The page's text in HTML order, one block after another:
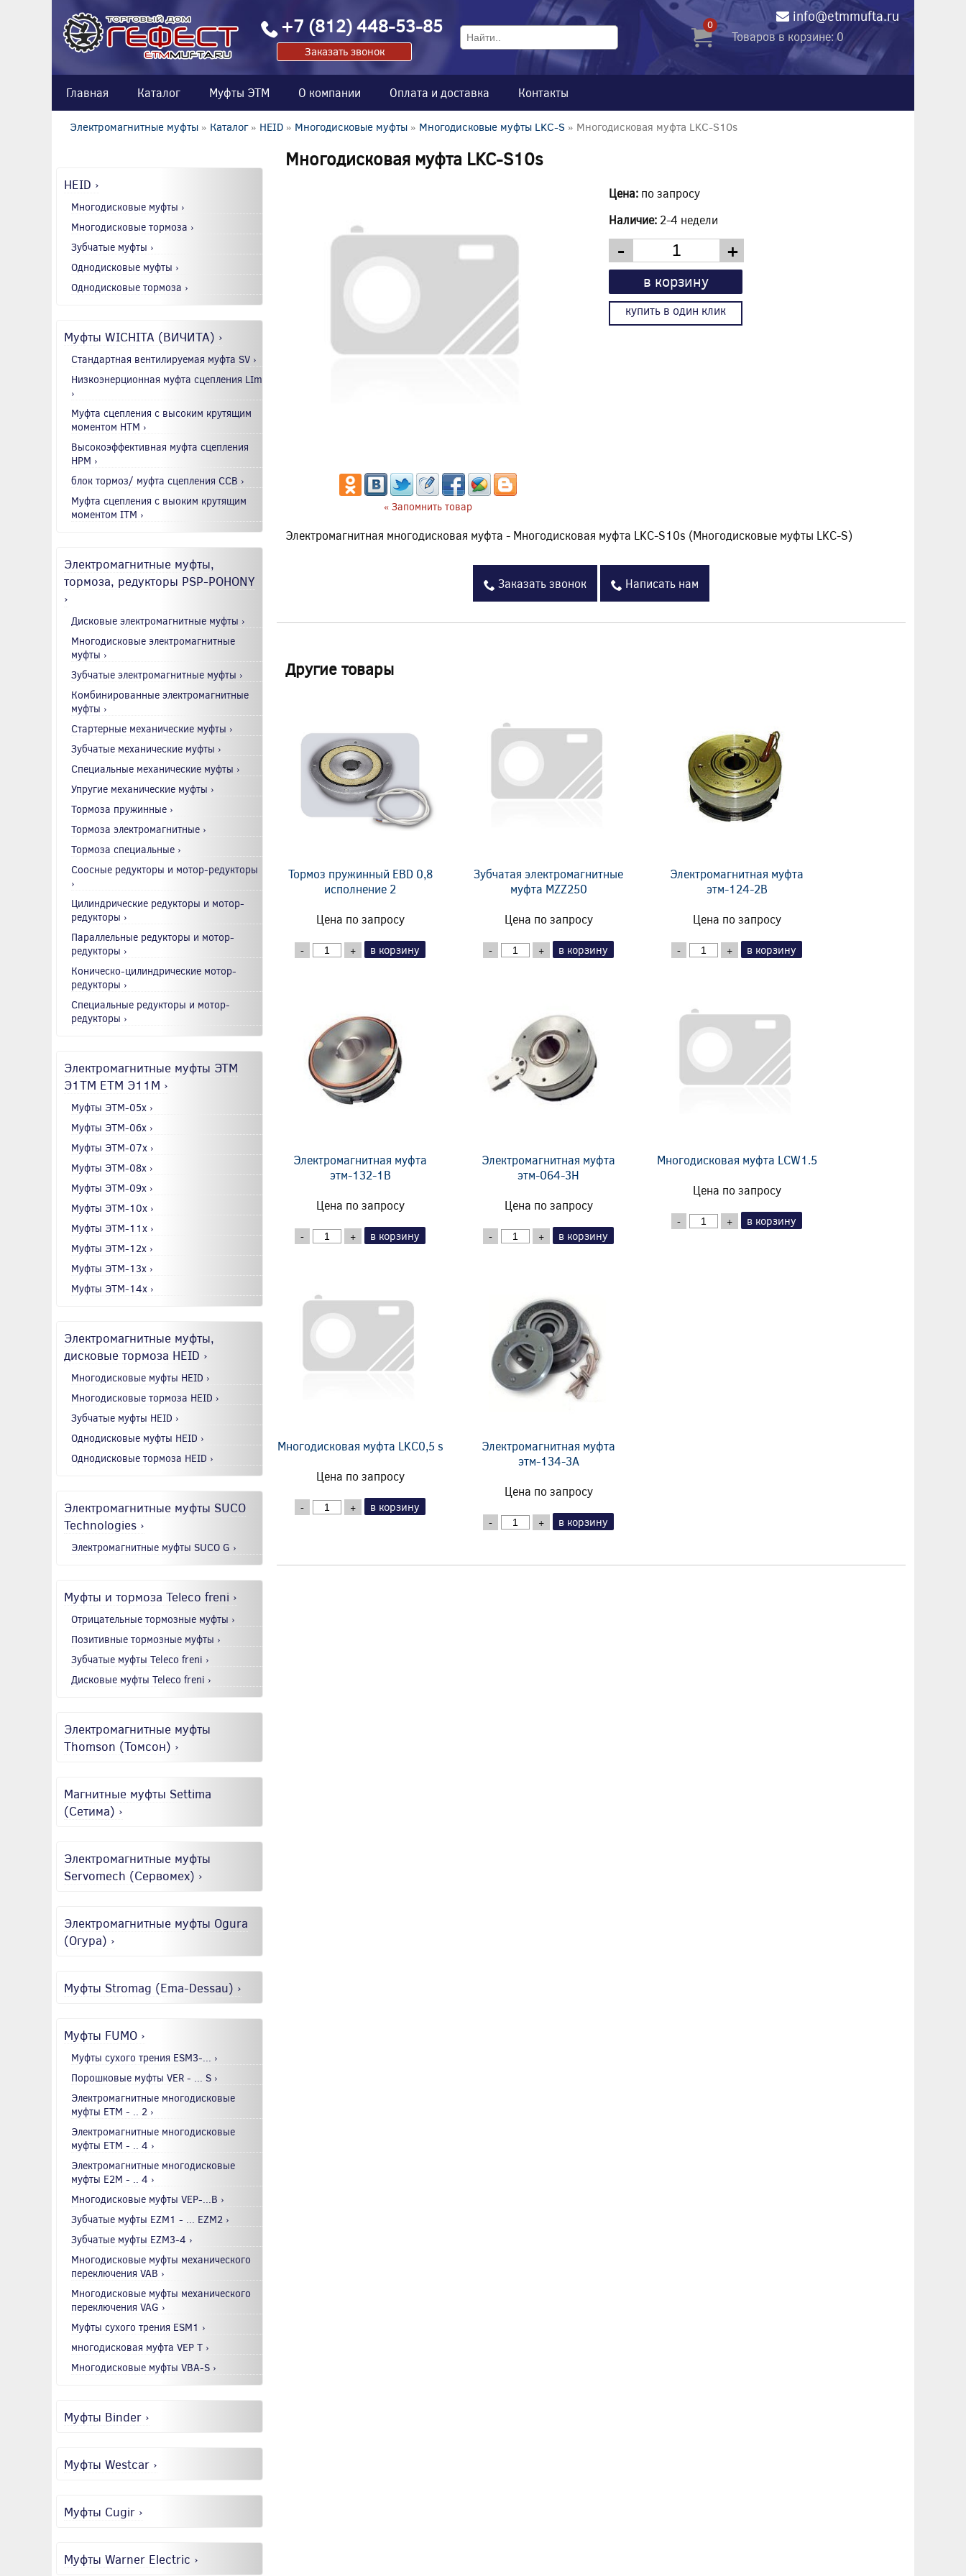
info@etmmufta.ru
+7 (812) 448-53-85
Заказать звонок
0
Товаров в корзине: 0
Главная Каталог Муфты ЭТМ О компании Оплата и доставка Контакты
Электромагнитные муфты » Каталог» HEID » Многодисковые муфты » Многодисковые муфты LKC-S » Многодисковая муфта LKC-S10s
HEID ›
Многодисковые муфты ›
Многодисковые тормоза ›
Зубчатые муфты ›
Однодисковые муфты ›
Однодисковые тормоза ›
Муфты WICHITA (ВИЧИТА) ›
Стандартная вентилируемая муфта SV ›
Низкоэнерционная муфта сцепления LIm
›
Муфта сцепления с высоким крутящим
моментом HTM ›
Высокоэффективная муфта сцепления
HPM ›
блок тормоз/ муфта сцепления CCB ›
Муфта сцепления с выоким крутящим
моментом ITM ›
Электромагнитные муфты,
тормоза, редукторы PSP-POHONY
›
Дисковые электромагнитные муфты ›
Многодисковые электромагнитные
муфты ›
Зубчатые электромагнитные муфты ›
Комбинированные электромагнитные
муфты ›
Стартерные механические муфты ›
Зубчатые механические муфты ›
Специальные механические муфты ›
Упругие механические муфты ›
Тормоза пружинные ›
Тормоза электромагнитные ›
Тормоза специальные ›
Соосные редукторы и мотор-редукторы
›
Цилиндрические редукторы и мотор-
редукторы ›
Параллельные редукторы и мотор-
редукторы ›
Коническо-цилиндрические мотор-
редукторы ›
Специальные редукторы и мотор-
редукторы ›
Электромагнитные муфты ЭТМ
Э1ТМ ETM Э11М ›
Муфты ЭТМ-05x ›
Муфты ЭТМ-06x ›
Муфты ЭТМ-07x ›
Муфты ЭТМ-08x ›
Муфты ЭТМ-09x ›
Муфты ЭТМ-10x ›
Муфты ЭТМ-11x ›
Муфты ЭТМ-12x ›
Муфты ЭТМ-13x ›
Муфты ЭТМ-14x ›
Электромагнитные муфты,
дисковые тормоза HEID ›
Многодисковые муфты HEID ›
Многодисковые тормоза HEID ›
Зубчатые муфты HEID ›
Однодисковые муфты HEID ›
Однодисковые тормоза HEID ›
Электромагнитные муфты SUCO
Technologies ›
Электромагнитные муфты SUCO G ›
Муфты и тормоза Teleco freni ›
Отрицательные тормозные муфты ›
Позитивные тормозные муфты ›
Зубчатые муфты Teleco freni ›
Дисковые муфты Teleco freni ›
Электромагнитные муфты
Thomson (Томсон) ›
Магнитные муфты Settima
(Сетима) ›
Электромагнитные муфты
Servomech (Сервомех) ›
Электромагнитные муфты Ogura
(Огура) ›
Муфты Stromag (Ema-Dessau) ›
Муфты FUMO ›
Муфты сухого трения ESM3-... ›
Порошковые муфты VER - ... S ›
Электромагнитные многодисковые
муфты EТМ - .. 2 ›
Электромагнитные многодисковые
муфты EТМ - .. 4 ›
Электромагнитные многодисковые
муфты E2М - .. 4 ›
Многодисковые муфты VEP-...B ›
Зубчатые муфты EZM1 - ... EZM2 ›
Зубчатые муфты EZM3-4 ›
Многодисковые муфты механического
переключения VAB ›
Многодисковые муфты механического
переключения VAG ›
Муфты сухого трения ESM1 ›
многодисковая муфта VEP T ›
Многодисковые муфты VBA-S ›
Муфты Binder ›
Муфты Westcar ›
Муфты Cugir ›
Муфты Warner Electric ›
Многодисковая муфта LKC-S10s
« Запомнить товар
Цена: по запросу
Наличие: 2-4 недели
- +
в корзину
купить в один клик
Электромагнитная многодисковая муфта - Многодисковая муфта LKC-S10s (Многодисковые муфты LKC-S)
Заказать звонок Написать нам
Другие товары
Тормоз пружинный EBD 0,8
исполнение 2
Цена по запросу
- + в корзину
Зубчатая электромагнитные
муфта MZZ250
Цена по запросу
- + в корзину
Электромагнитная муфта
этм-124-2В
Цена по запросу
- + в корзину
Электромагнитная муфта
этм-132-1В
Цена по запросу
- + в корзину
Электромагнитная муфта
этм-064-3Н
Цена по запросу
- + в корзину
Многодисковая муфта LCW1.5
Цена по запросу
- + в корзину
Многодисковая муфта LKC0,5 s
Цена по запросу
- + в корзину
Электромагнитная муфта
этм-134-3А
Цена по запросу
- + в корзину